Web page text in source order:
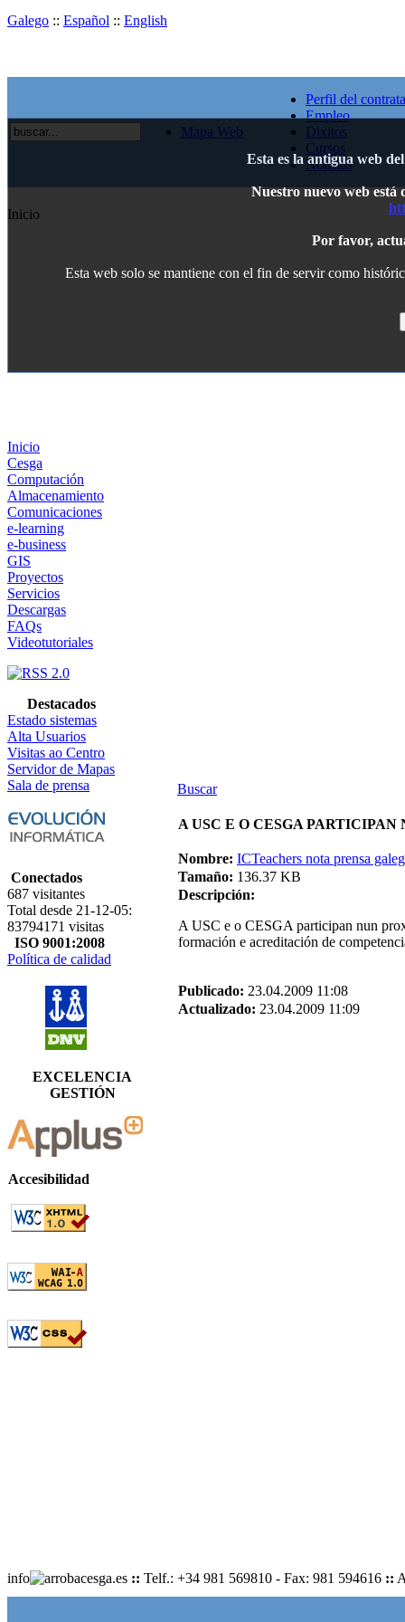
Esta es la antigua web
Nuestro nuevo web está
Por favor,
Esta web solo se mantiene con el fin de servir como
Galego :: Español :: English
Mapa Web
Perfil del
Empleo
Dixitos
Cursos
Noticias
Inicio
Inicio
Cesga
Computación
Almacenamiento
Comunicaciones
e-learning
e-business
GIS
Proyectos
Servicios
Descargas
FAQs
Videotutoriales
Destacados
Estado sistemas
Alta Usuarios
Visitas ao Centro
Servidor de Mapas
Sala de prensa
Conectados
687 visitantes
Total desde 21-12-05:
83794171 visitas
ISO 9001:2008
Política de calidad
EXCELENCIA
GESTIÓN
Accesibilidad
Buscar
A USC E O CESGA PARTICIPAN
Nombre: ICTeachers nota prensa
Tamaño: 136.37 KB
Descripción:
A USC e o CESGA participan nun
formación e acreditación de
Publicado: 23.04.2009 11:08
Actualizado: 23.04.2009 11:09
info cesga.es :: Telf.: +34 981 569810 - Fax: 981 594616 ::